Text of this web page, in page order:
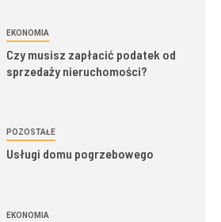
EKONOMIA
Czy musisz zapłacić podatek od
sprzedaży nieruchomości?
POZOSTAŁE
Usługi domu pogrzebowego
EKONOMIA